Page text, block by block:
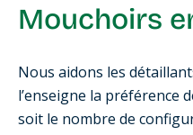
Mouchoirs
Nous aidons les
l’enseigne la préférence
soit le nombre de